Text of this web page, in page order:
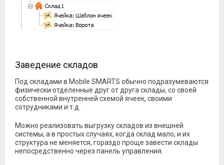
Заведение складов
Под складами в Mobile SMARTS обычно подразумеваются
физически отделенные друг от друга склады, со своей
собственной внутренней схемой ячеек, своими
сотрудниками и т.д.
Можно реализовать выгрузку складов из внешней
системы, а в простых случаях, когда склад мало, и их
структура не меняется, гораздо проще завести склады
непосредственно через панель управления.